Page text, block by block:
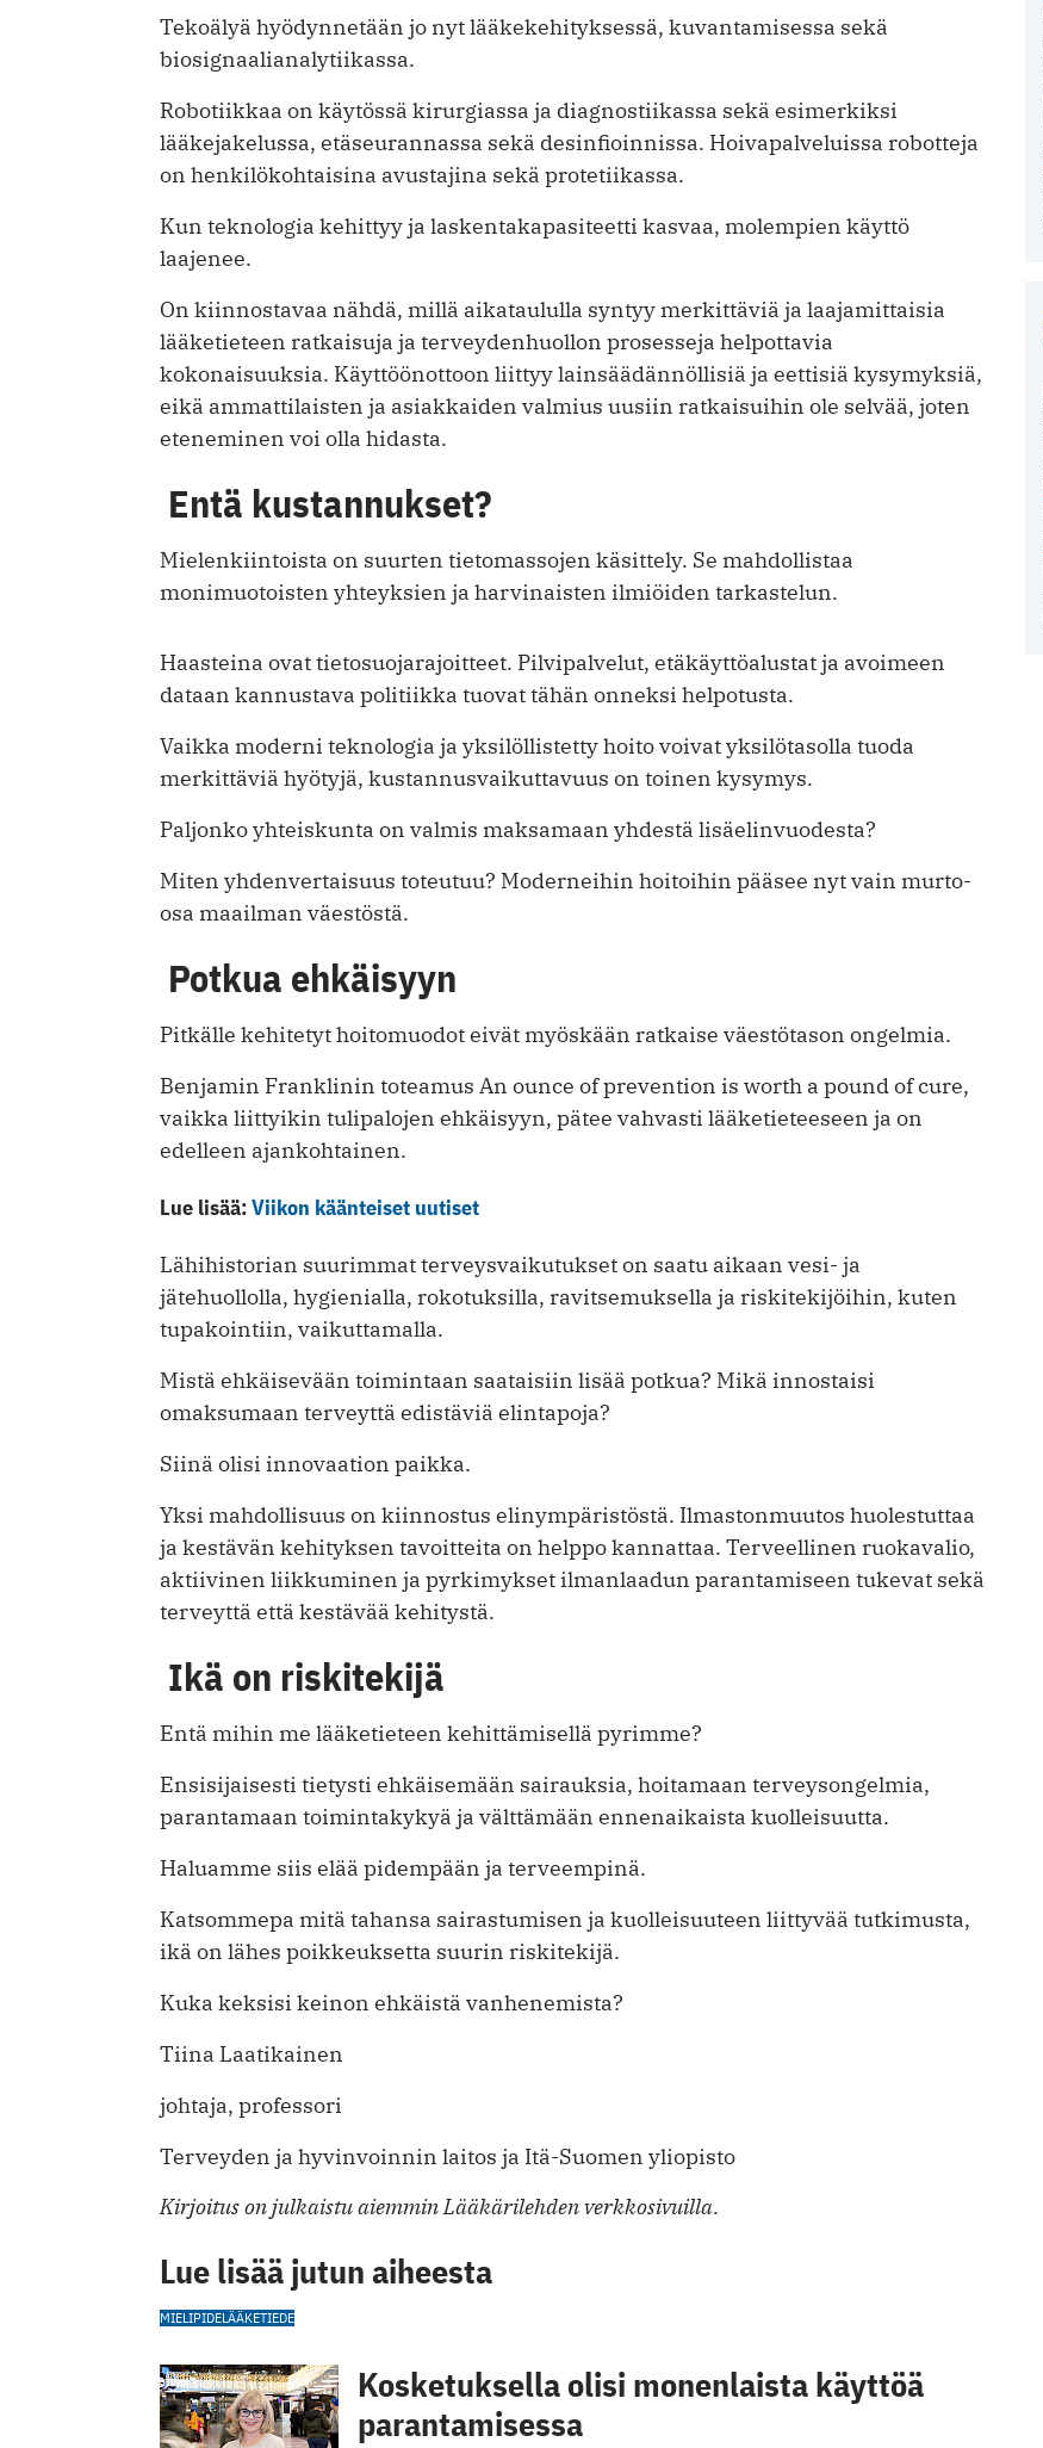
Tekoälyä hyödynnetään jo nyt lääkekehityksessä, kuvantamisessa sekä
biosignaalianalytiikassa.
Robotiikkaa on käytössä kirurgiassa ja diagnostiikassa sekä esimerkiksi
lääkejakelussa, etäseurannassa sekä desinfioinnissa. Hoivapalveluissa robotteja
on henkilökohtaisina avustajina sekä protetiikassa.
Kun teknologia kehittyy ja laskentakapasiteetti kasvaa, molempien käyttö
laajenee.
On kiinnostavaa nähdä, millä aikataululla syntyy merkittäviä ja laajamittaisia
lääketieteen ratkaisuja ja terveydenhuollon prosesseja helpottavia
kokonaisuuksia. Käyttöönottoon liittyy lainsäädännöllisiä ja eettisiä kysymyksiä,
eikä ammattilaisten ja asiakkaiden valmius uusiin ratkaisuihin ole selvää, joten
eteneminen voi olla hidasta.
Entä kustannukset?
Mielenkiintoista on suurten tietomassojen käsittely. Se mahdollistaa
monimuotoisten yhteyksien ja harvinaisten ilmiöiden tarkastelun.
Haasteina ovat tietosuojarajoitteet. Pilvipalvelut, etäkäyttöalustat ja avoimeen
dataan kannustava politiikka tuovat tähän onneksi helpotusta.
Vaikka moderni teknologia ja yksilöllistetty hoito voivat yksilötasolla tuoda
merkittäviä hyötyjä, kustannusvaikuttavuus on toinen kysymys.
Paljonko yhteiskunta on valmis maksamaan yhdestä lisäelinvuodesta?
Miten yhdenvertaisuus toteutuu? Moderneihin hoitoihin pääsee nyt vain murto-
osa maailman väestöstä.
Potkua ehkäisyyn
Pitkälle kehitetyt hoitomuodot eivät myöskään ratkaise väestötason ongelmia.
Benjamin Franklinin toteamus An ounce of prevention is worth a pound of cure,
vaikka liittyikin tulipalojen ehkäisyyn, pätee vahvasti lääketieteeseen ja on
edelleen ajankohtainen.
Lue lisää:Viikon käänteiset uutiset
Lähihistorian suurimmat terveysvaikutukset on saatu aikaan vesi- ja
jätehuollolla, hygienialla, rokotuksilla, ravitsemuksella ja riskitekijöihin, kuten
tupakointiin, vaikuttamalla.
Mistä ehkäisevään toimintaan saataisiin lisää potkua? Mikä innostaisi
omaksumaan terveyttä edistäviä elintapoja?
Siinä olisi innovaation paikka.
Yksi mahdollisuus on kiinnostus elinympäristöstä. Ilmastonmuutos huolestuttaa
ja kestävän kehityksen tavoitteita on helppo kannattaa. Terveellinen ruokavalio,
aktiivinen liikkuminen ja pyrkimykset ilmanlaadun parantamiseen tukevat sekä
terveyttä että kestävää kehitystä.
Ikä on riskitekijä
Entä mihin me lääketieteen kehittämisellä pyrimme?
Ensisijaisesti tietysti ehkäisemään sairauksia, hoitamaan terveysongelmia,
parantamaan toimintakykyä ja välttämään ennenaikaista kuolleisuutta.
Haluamme siis elää pidempään ja terveempinä.
Katsommepa mitä tahansa sairastumisen ja kuolleisuuteen liittyvää tutkimusta,
ikä on lähes poikkeuksetta suurin riskitekijä.
Kuka keksisi keinon ehkäistä vanhenemista?
Tiina Laatikainen
johtaja, professori
Terveyden ja hyvinvoinnin laitos ja Itä-Suomen yliopisto
Kirjoitus on julkaistu aiemmin Lääkärilehden verkkosivuilla.
Lue lisää jutun aiheesta
MIELIPIDELÄÄKETIEDE
Kosketuksella olisi monenlaista käyttöä
parantamisessa